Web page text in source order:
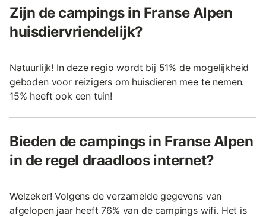
Zijn de campings in Franse Alpen
huisdiervriendelijk?
Natuurlijk! In deze regio wordt bij 51% de mogelijkheid
geboden voor reizigers om huisdieren mee te nemen.
15% heeft ook een tuin!
Bieden de campings in Franse Alpen
in de regel draadloos internet?
Welzeker! Volgens de verzamelde gegevens van
afgelopen jaar heeft 76% van de campings wifi. Het is